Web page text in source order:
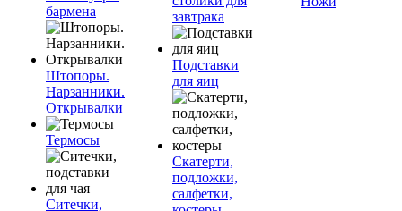
бармена
Штопоры.
Нарзанники.
Открывалки
Термосы
Ситечки,
завтрака
Подставки
для яиц
Скатерти,
подложки,
салфетки,